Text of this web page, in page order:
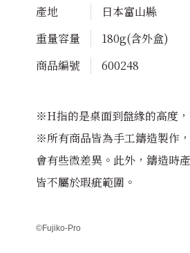
產地
日本富山縣
重量容量
180g(含外盒)
商品編號
600248
※H指的是桌面到盤緣的高度，
※所有商品皆為手工鑄造製作
會有些微差異。此外，鑄造時
皆不屬於瑕疵範圍。
©Fujiko-Pro